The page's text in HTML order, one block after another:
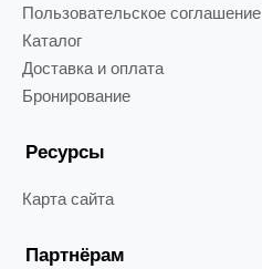
Пользовательское соглашение
Каталог
Доставка и оплата
Бронирование
Ресурсы
Карта сайта
Партнёрам